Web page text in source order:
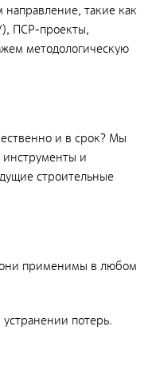
направление, такие как
ПСР-проекты,
методологическую
и в срок? Мы
инструменты и
строительные
применимы в любом
потерь.
веществ,
и радиоактивных
оператор по